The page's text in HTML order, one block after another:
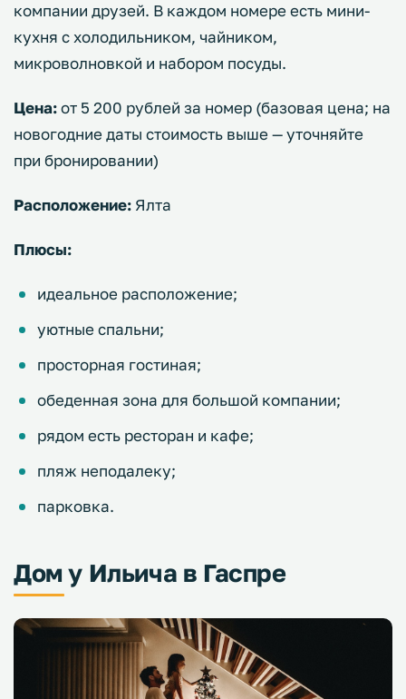
компании друзей. В каждом номере есть мини-
кухня с холодильником, чайником,
микроволновкой и набором посуды.
Цена:от 5 200 рублей за номер (базовая цена; на
новогодние даты стоимость выше — уточняйте
при бронировании)
Расположение: Ялта
Плюсы:
идеальное расположение;
уютные спальни;
просторная гостиная;
обеденная зона для большой компании;
рядом есть ресторан и кафе;
пляж неподалеку;
парковка.
Дом у Ильича в Гаспре